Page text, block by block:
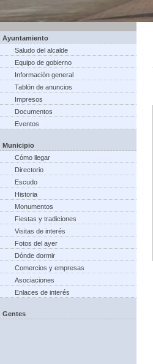
Ayuntamiento
Saludo del alcalde
Equipo de gobierno
Información general
Tablón de anuncios
Impresos
Documentos
Eventos
Municipio
Cómo llegar
Directorio
Escudo
Historia
Monumentos
Fiestas y tradiciones
Visitas de interés
Fotos del ayer
Dónde dormir
Comercios y empresas
Asociaciones
Enlaces de interés
Gentes